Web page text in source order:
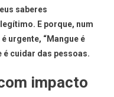
saberes
E porque, num
urgente, “Mangue é
é cuidar das pessoas.
impacto